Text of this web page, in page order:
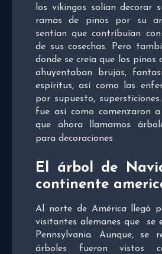
los vikingos solían decorar
ramas de pinos por su
sentían que contribuían
de sus cosechas. Pero
donde se creía que los pinos
ahuyentaban brujas,
espíritus, así como las
por supuesto,
fue así como comenzaron
que ahora llamamos
para decoraciones.
El árbol de
continente
Al norte de América llegó
visitantes alemanes que se
Pennsylvania. Aunque, se
árboles fueron vistos